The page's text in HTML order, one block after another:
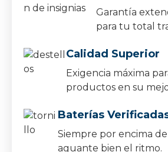
Garantía
para tu total
Calidad Superior
Exigencia máxima
productos en su
Baterías
Siempre por encima
aguante bien el ritmo.